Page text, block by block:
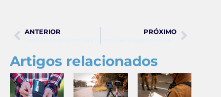
ANTERIOR PRÓXIMO
Artigos relacionados